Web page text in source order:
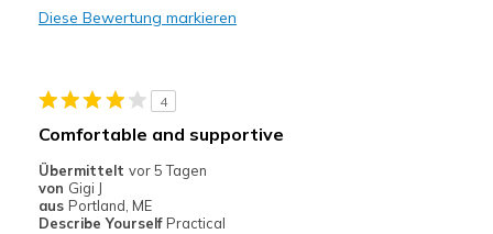
Nachteile
Geeignete Verwendung
Diese Bewertung markieren
4
Comfortable and supportive
Übermittelt vor 5 Tagen
von Gigi J
aus Portland, ME
Describe Yourself Practical